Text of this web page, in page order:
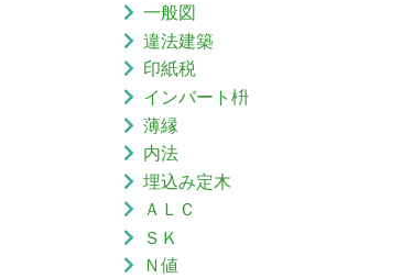
一般図
違法建築
印紙税
インバート枡
薄縁
内法
埋込み定木
ＡＬＣ
ＳＫ
Ｎ値